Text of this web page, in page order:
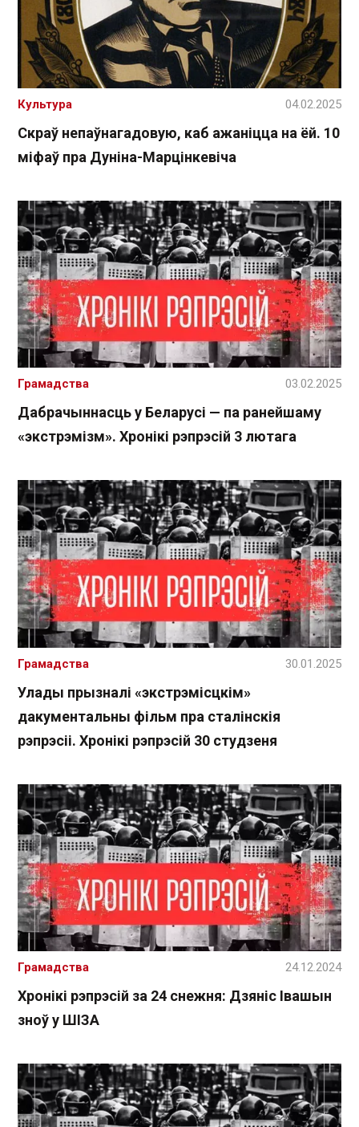
Скраў непаўнагадовую, каб ажаніцца на ёй. 10
міфаў пра Дуніна-Марцінкевіча
Культура 04.02.2025
Дабрачыннасць у Беларусі — па ранейшаму
«экстрэмізм». Хронікі рэпрэсій 3 лютага
Грамадства 03.02.2025
Улады прызналі «экстрэмісцкім»
дакументальны фільм пра сталінскія
рэпрэсіі. Хронікі рэпрэсій 30 студзеня
Грамадства 30.01.2025
Хронікі рэпрэсій за 24 снежня: Дзяніс Івашын
зноў у ШІЗА
Грамадства 24.12.2024